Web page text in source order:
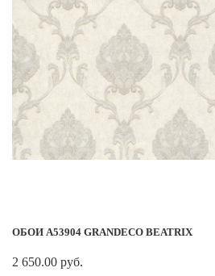
ОБОИ A53904 GRANDECO BEATRIX
2 650.00 руб.